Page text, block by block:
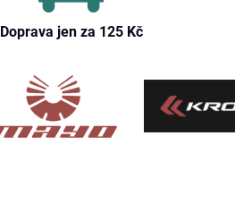
Doprava jen za 125 Kč